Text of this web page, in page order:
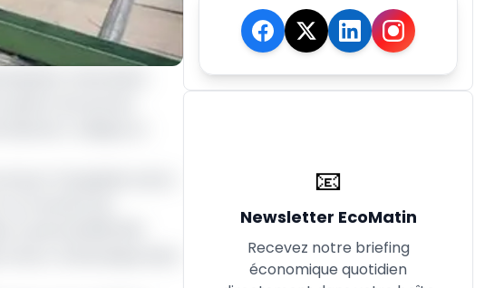
📧
Newsletter EcoMatin
Recevez notre briefing
économique quotidien